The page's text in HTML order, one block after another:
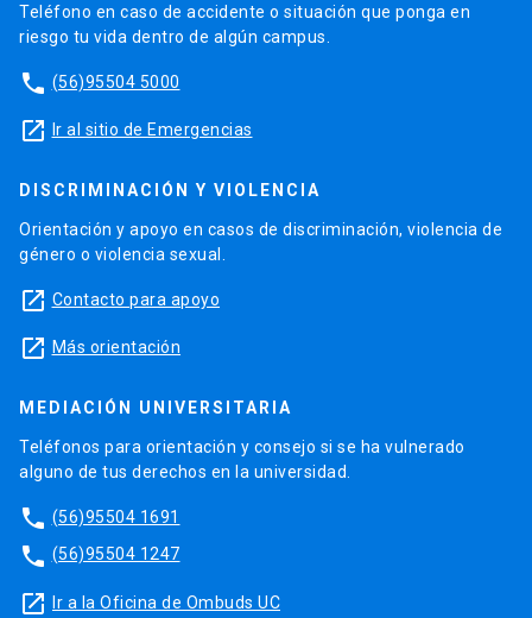
Teléfono en caso de accidente o situación que ponga en
riesgo tu vida dentro de algún campus.
phone (56)95504 5000
launch Ir al sitio de Emergencias
DISCRIMINACIÓN Y VIOLENCIA
Orientación y apoyo en casos de discriminación, violencia de
género o violencia sexual.
launch Contacto para apoyo
launch Más orientación
MEDIACIÓN UNIVERSITARIA
Teléfonos para orientación y consejo si se ha vulnerado
alguno de tus derechos en la universidad.
phone (56)95504 1691
phone (56)95504 1247
launch Ir a la Oficina de Ombuds UC